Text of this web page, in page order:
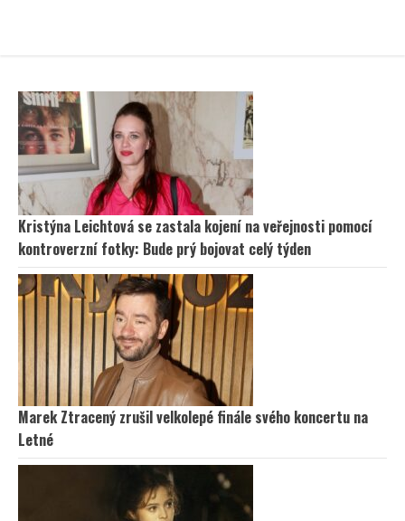
Kristýna Leichtová se zastala kojení na veřejnosti pomocí
kontroverzní fotky: Bude prý bojovat celý týden
Marek Ztracený zrušil velkolepé finále svého koncertu na
Letné